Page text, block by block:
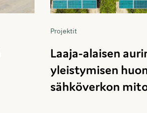
Projektit
Laaja-alaisen
yleistymisen
sähköverkon